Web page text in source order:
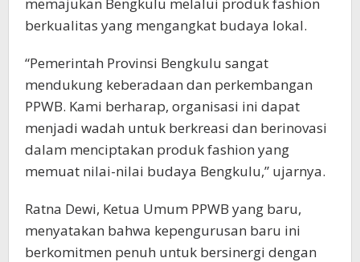
berkualitas yang mengangkat budaya lokal.
“Pemerintah Provinsi Bengkulu sangat
mendukung keberadaan dan perkembangan
PPWB. Kami berharap, organisasi ini dapat
menjadi wadah untuk berkreasi dan berinovasi
dalam menciptakan produk fashion yang
memuat nilai-nilai budaya Bengkulu,” ujarnya.
Ratna Dewi, Ketua Umum PPWB yang baru,
menyatakan bahwa kepengurusan baru ini
berkomitmen penuh untuk bersinergi dengan